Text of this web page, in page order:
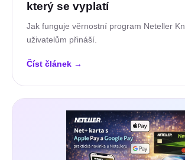
který se vyplatí
Jak funguje věrnostní program Neteller
uživatelům přináší.
Číst článek →